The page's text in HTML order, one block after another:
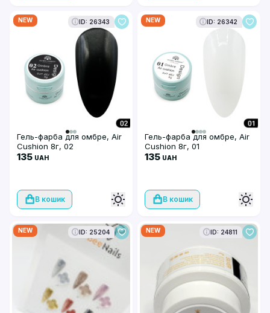
NEW ID: 26343
Гель-фарба для омбре, Air
Cushion 8г, 02
135 UAH
В кошик
NEW ID: 26342
Гель-фарба для омбре, Air
Cushion 8г, 01
135 UAH
В кошик
NEW ID: 25204 NEW ID: 24811